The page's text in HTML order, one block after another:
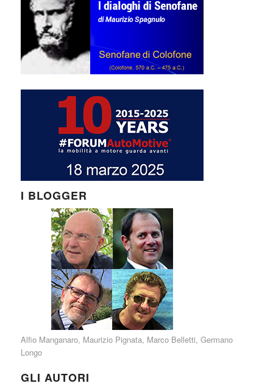
I BLOGGER
Alfio Manganaro, Maurizio Pignata, Marco Belletti, Germano
Longo
GLI AUTORI